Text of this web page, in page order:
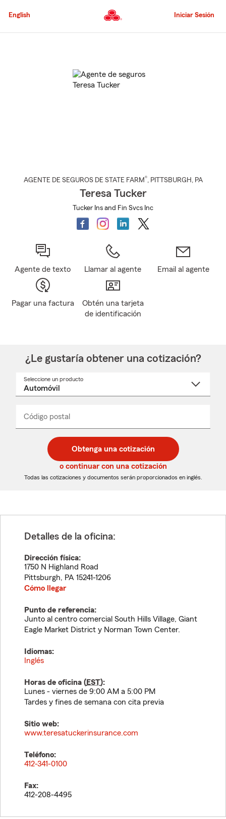
al
principal
English Iniciar Sesión
AGENTE DE SEGUROS DE STATE FARM®, PITTSBURGH , PA
Teresa Tucker
Tucker Ins and Fin Svcs Inc
Agente de texto Llamar al agente Email al agente
Pagar una factura
Obtén una tarjeta
de identificación
¿Le gustaría obtener una cotización?
Seleccione un producto
desplegable
Código postal
de
5
dígitos
de
5
dígitos
_____
Obtenga una cotización
o continuar con una cotización
Todas las cotizaciones y documentos serán proporcionados en inglés.
Detalles de la oficina:
Dirección física:
1750 N Highland Road
Pittsburgh, PA 15241-1206
Cómo llegar
Punto de referencia:
Junto al centro comercial South Hills Village, Giant
Eagle Market District y Norman Town Center.
Idiomas:
Inglés
Horas de oficina (EST):
Lunes - viernes de 9:00 AM a 5:00 PM
Tardes y fines de semana con cita previa
Sitio web:
www.teresatuckerinsurance.com
Teléfono:
412-341-0100
Fax:
412-208-4495